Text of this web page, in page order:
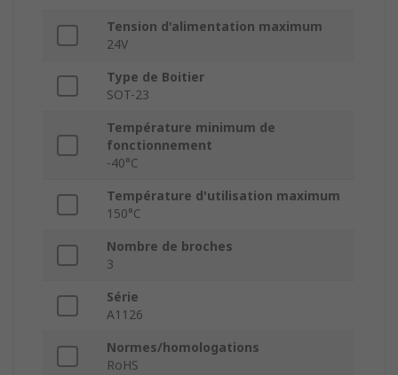
Tension d'alimentation maximum
24V
Type de Boitier
SOT-23
Température minimum de
fonctionnement
-40°C
Température d'utilisation maximum
150°C
Nombre de broches
3
Série
A1126
Normes/homologations
RoHS